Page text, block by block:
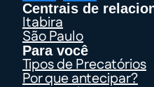
Centrais de
Itabira
São Paulo
Para você
Tipos de Precatórios
Por que antecipar?